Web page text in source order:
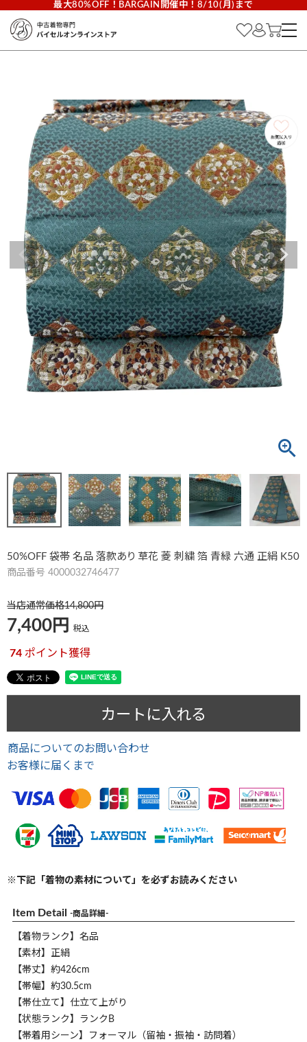
最大80%OFF！BARGAIN開催中！8/10(月)まで
50%OFF 袋帯 名品 落款あり 草花 菱 刺繍 箔 青緑 六通 正絹 K50
商品番号 4000032746477
当店通常価格14,800
7,400 税込
74 ポイント獲得
カートに入れる
商品についてのお問い合わせ
お客様に届くまで
※下記「着物の素材について」を必ずお読みください
Item Detail -商品詳細-
【着物ランク】名品
【素材】正絹
【帯丈】約426cm
【帯幅】約30.5cm
【帯仕立て】仕立て上がり
【状態ランク】ランクB
【帯着用シーン】フォーマル（留袖・振袖・訪問着）